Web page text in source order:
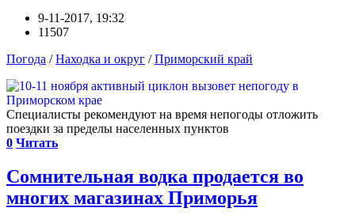
9-11-2017, 19:32
11507
Погода /Находка и округ /Приморский край
Специалисты рекомендуют на время непогоды отложить
поездки за пределы населенных пунктов
0 Читать
Сомнительная водка продается во
многих магазинах Приморья